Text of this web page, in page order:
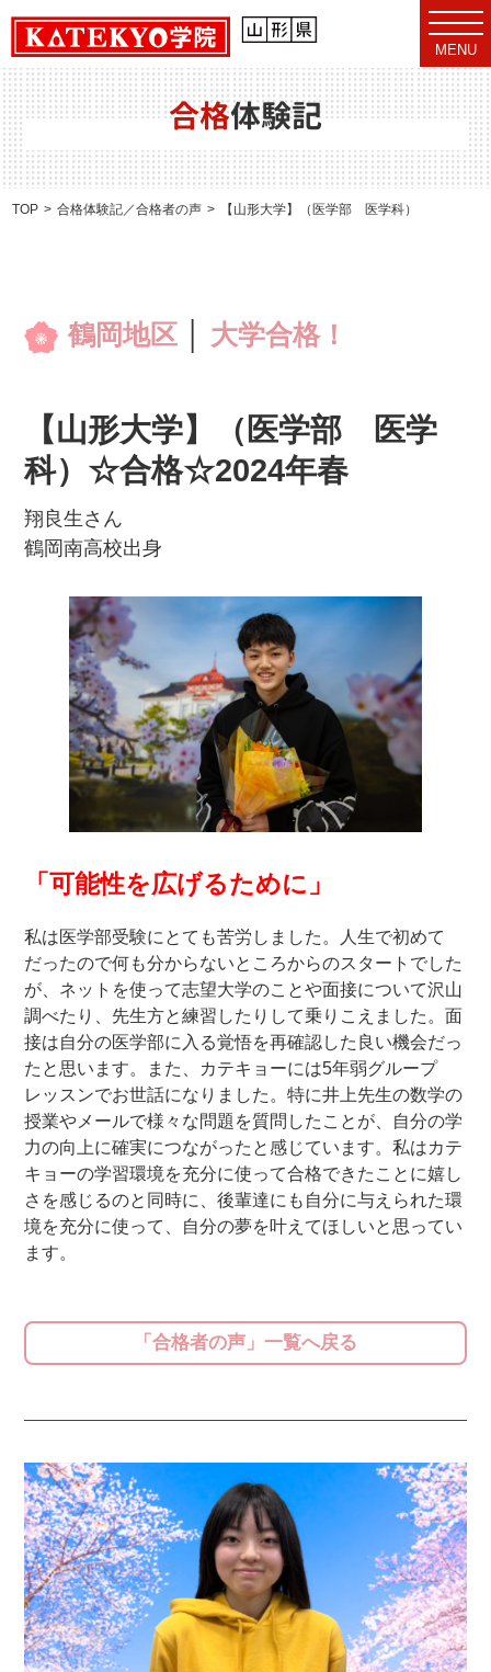
t
o
g
g
l
e
n
v
i
g
MENU
合格体験記
TOP 合格体験記／合格者の声 【山形大学】（医学部 医学科）☆合格
鶴岡地区 大学合格！
【山形大学】（医学部 医学
科）☆合格☆2024年春
翔良生さん
鶴岡南高校出身
「可能性を広げるために」
私は医学部受験にとても苦労しました。人生で初めて
だったので何も分からないところからのスタートでした
が、ネットを使って志望大学のことや面接について沢山
調べたり、先生方と練習したりして乗りこえました。面
接は自分の医学部に入る覚悟を再確認した良い機会だっ
たと思います。また、カテキョーには5年弱グループ
レッスンでお世話になりました。特に井上先生の数学の
授業やメールで様々な問題を質問したことが、自分の学
力の向上に確実につながったと感じています。私はカテ
キョーの学習環境を充分に使って合格できたことに嬉し
さを感じるのと同時に、後輩達にも自分に与えられた環
境を充分に使って、自分の夢を叶えてほしいと思ってい
ます。
「合格者の声」一覧へ戻る